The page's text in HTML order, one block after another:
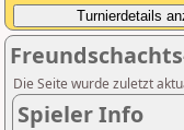
Die Seite wurde zuletzt
Spieler Info